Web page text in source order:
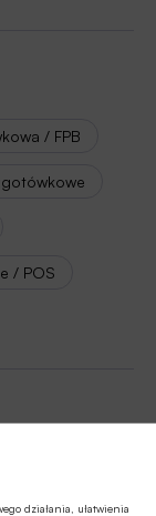
działania, ułatwienia
/ FPB
/ POS